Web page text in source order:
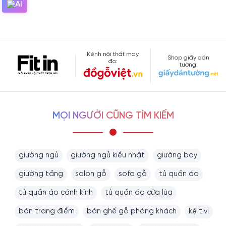
đặt hàng tủ bếp gỗ Gõ Đỏ
L TB-2199 đơn giản, nhanh
chóng tại Viva
: Liên hệ trực tiếp tại 1 trong 2 chi nhánh:
Cách 2: Truy cập website:https://noithatviva.vn/
Cách 3
: Liên hệ địa chỉ
facebook:
https://www.facebook.com/noithatviva.vn
Cách 4: Liên hệ Hotline/ Zalo/ Viber: 0977.118.799 –
0933.118.799
Kênh nội thất may
đo:
Shop giấy dán
tường:
MỌI NGƯỜI CŨNG TÌM KIẾM
giường ngủ giường ngủ kiểu nhật giường bay
giường tầng salon gỗ sofa gỗ tủ quần áo
tủ quần áo cánh kính tủ quần áo cửa lùa
bàn trang điểm bàn ghế gỗ phòng khách kệ tivi